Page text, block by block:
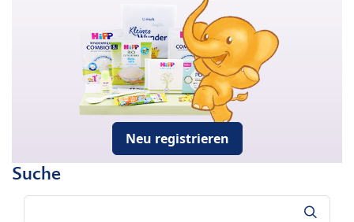
Neu registrieren
Suche